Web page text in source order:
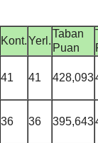
Kont.Yerl.
Taban
Puan
41 41 428,093
36 36 395,643